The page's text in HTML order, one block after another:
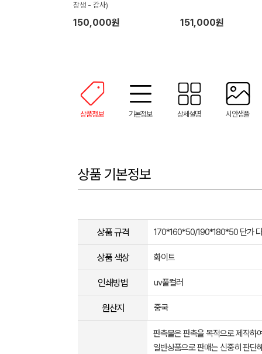
장생 - 감사)
150,000원 151,000원
상품정보 기본정보 상세설명 시안샘플
상품 기본정보
상품 규격 170*160*50/190*180*50 단가
상품 색상 화이트
인쇄방법 uv풀컬러
원산지 중국
판촉물은 판촉을 목적으로 제작하
일반상품으로 판매는 신중히 판단